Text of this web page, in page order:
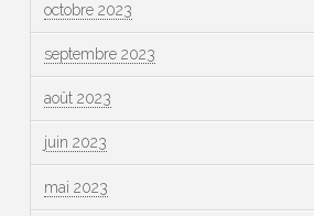
octobre 2023
septembre 2023
août 2023
juin 2023
mai 2023